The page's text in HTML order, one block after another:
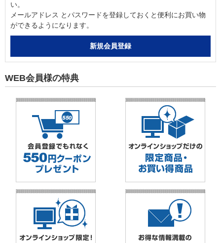
い。
メールアドレス とパスワードを登録しておくと便利にお買い物
ができるようになります。
WEB会員様の特典